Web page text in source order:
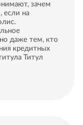
зачем
если на
даже тем, кто
кредитных
Титул